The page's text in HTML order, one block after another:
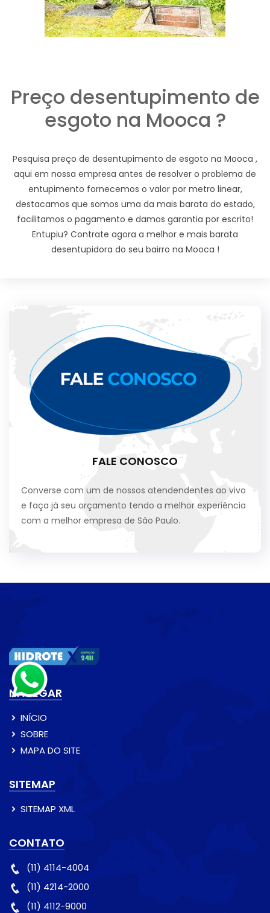
Preço desentupimento de
esgoto na Mooca ?
Pesquisa preço de desentupimento de esgoto na Mooca ,
aqui em nossa empresa antes de resolver o problema de
entupimento fornecemos o valor por metro linear,
destacamos que somos uma da mais barata do estado,
facilitamos o pagamento e damos garantia por escrito!
Entupiu? Contrate agora a melhor e mais barata
desentupidora do seu bairro na Mooca !
FALE CONOSCO
Converse com um de nossos atendendentes ao vivo
e faça já seu orçamento tendo a melhor experiência
com a melhor empresa de São Paulo.
NAVEGAR
INÍCIO
SOBRE
MAPA DO SITE
SITEMAP
SITEMAP XML
CONTATO
(11) 4114-4004
(11) 4214-2000
(11) 4112-9000